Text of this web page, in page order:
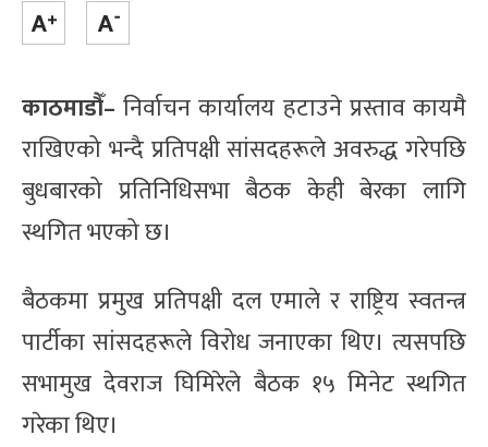
काठमाडौँ– निर्वाचन कार्यालय हटाउने प्रस्ताव कायमै
राखिएको भन्दै प्रतिपक्षी सांसदहरूले अवरुद्ध गरेपछि
बुधबारको प्रतिनिधिसभा बैठक केही बेरका लागि
स्थगित भएको छ।
बैठकमा प्रमुख प्रतिपक्षी दल एमाले र राष्ट्रिय स्वतन्त्र
पार्टीका सांसदहरूले विरोध जनाएका थिए। त्यसपछि
सभामुख देवराज घिमिरेले बैठक १५ मिनेट स्थगित
गरेका थिए।